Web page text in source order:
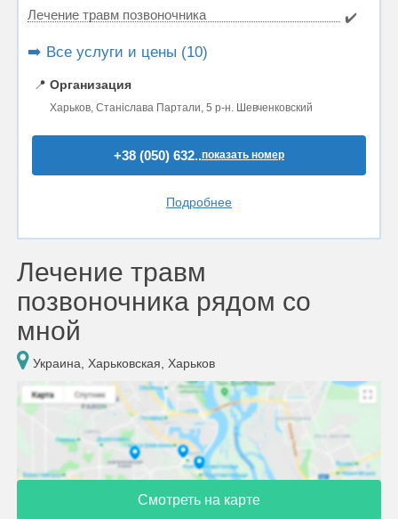
Лечение травм позвоночника ✔️
➡️ Все услуги и цены (10)
📍 Организация
Харьков, Станіслава Партали, 5 р-н. Шевченковский
+38 (050) 632..показать номер
Подробнее
Лечение травм
позвоночника рядом со
мной
Украина, Харьковская, Харьков
Смотреть на карте